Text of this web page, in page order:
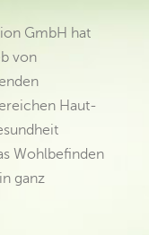
GmbH hat
von
Haut-
Wohlbefinden
ganz